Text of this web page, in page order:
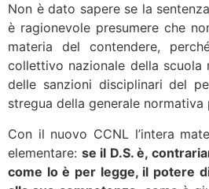
Non è dato sapere se la
è ragionevole presumere che
materia del contendere,
collettivo nazionale della scuola
delle sanzioni disciplinari del
stregua della generale normativa
Con il nuovo CCNL l’intera
elementare: se il D.S. è,
come lo è per legge, il potere